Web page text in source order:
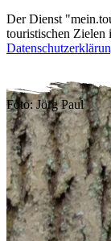
Der Dienst
touristischen Zielen
Foto: Jörg Paul